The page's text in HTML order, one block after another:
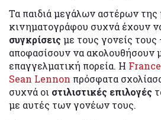
Τα παιδιά μεγάλων αστέρων της
κινηματογράφου συχνά έχουν
συγκρίσειςμε τους γονείς τους
αποφασίσουν να ακολουθήσουν
επαγγελματική πορεία. Η
Sean Lennon πρόσφατα
συχνά οι στιλιστικές επιλογές
με αυτές των γονέων τους.